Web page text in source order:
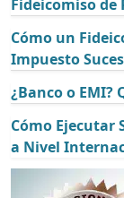
Fideicomiso de
Cómo un
Impuesto
¿Banco o EMI?
Cómo Ejecutar
a Nivel